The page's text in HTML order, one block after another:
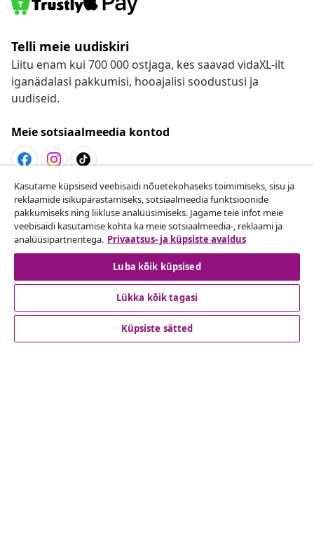
Telli meie uudiskiri
Liitu enam kui 700 000 ostjaga, kes saavad vidaXL-ilt
iganädalasi pakkumisi, hooajalisi soodustusi ja
uudiseid.
Meie sotsiaalmeedia kontod
Lepingust taganemine
Esita oma tellimuse kohta tagastamissoov.
Lepingust taganemine
Klienditeenindus
Kasutame küpsiseid veebisaidi nõuetekohaseks toimimiseks, sisu ja
reklaamide isikupärastamiseks, sotsiaalmeedia funktsioonide
pakkumiseks ning liikluse analüüsimiseks. Jagame teie infot meie
veebisaidi kasutamise kohta ka meie sotsiaalmeedia-, reklaami ja
analüüsipartneritega. Privaatsus- ja küpsiste avaldus
Luba kõik küpsised
Lükka kõik tagasi
Küpsiste sätted